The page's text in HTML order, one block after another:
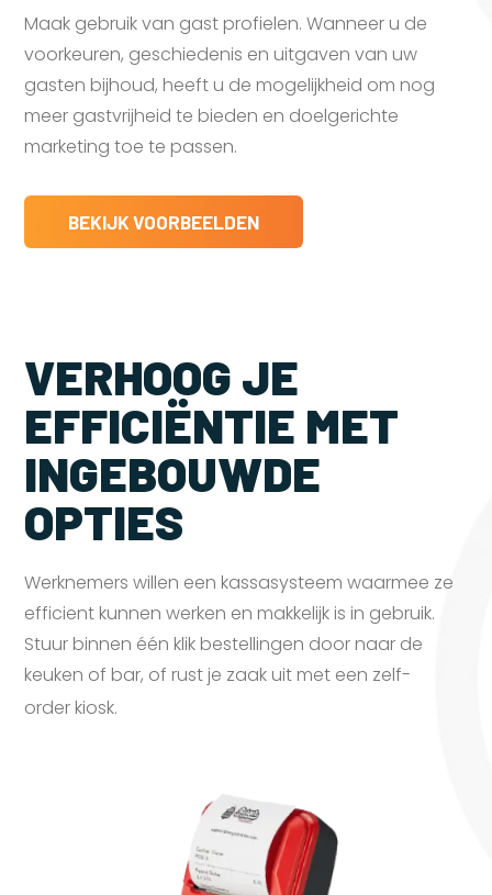
Maak gebruik van gast profielen. Wanneer u de
voorkeuren, geschiedenis en uitgaven van uw
gasten bijhoud, heeft u de mogelijkheid om nog
meer gastvrijheid te bieden en doelgerichte
marketing toe te passen.
BEKIJK VOORBEELDEN
VERHOOG JE
EFFICIËNTIE MET
INGEBOUWDE
OPTIES
Werknemers willen een kassasysteem waarmee ze
efficient kunnen werken en makkelijk is in gebruik.
Stuur binnen één klik bestellingen door naar de
keuken of bar, of rust je zaak uit met een zelf-
order kiosk.